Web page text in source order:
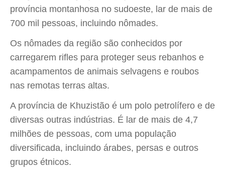
província montanhosa no sudoeste, lar de mais de
700 mil pessoas, incluindo nômades.
Os nômades da região são conhecidos por
carregarem rifles para proteger seus rebanhos e
acampamentos de animais selvagens e roubos
nas remotas terras altas.
A província de Khuzistão é um polo petrolífero e de
diversas outras indústrias. É lar de mais de 4,7
milhões de pessoas, com uma população
diversificada, incluindo árabes, persas e outros
grupos étnicos.